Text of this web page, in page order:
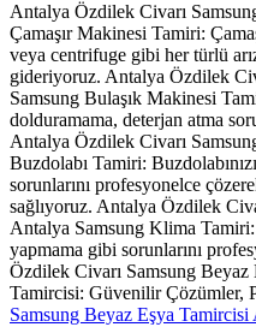
Antalya Özdilek Civarı
Çamaşır Makinesi Tamiri:
veya centrifuge gibi her türlü
gideriyoruz. Antalya Özdilek
Samsung Bulaşık Makinesi
dolduramama, deterjan atma
Antalya Özdilek Civarı
Buzdolabı Tamiri:
sorunlarını profesyonelce
sağlıyoruz. Antalya Özdilek
Antalya Samsung Klima
yapmama gibi sorunlarını
Özdilek Civarı Samsung
Tamircisi: Güvenilir Çözümler,
Samsung Beyaz Eşya Tamircisi